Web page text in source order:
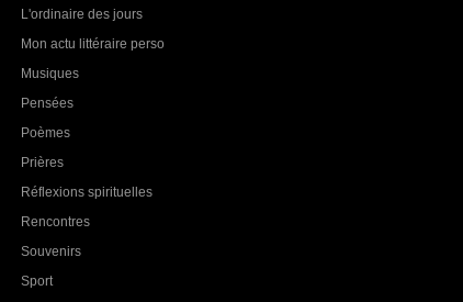
L'ordinaire des jours
Mon actu littéraire perso
Musiques
Pensées
Poèmes
Prières
Réflexions spirituelles
Rencontres
Souvenirs
Sport